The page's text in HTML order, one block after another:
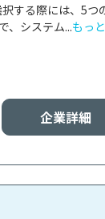
する際には、5つ
、システム...もっ
企業詳細